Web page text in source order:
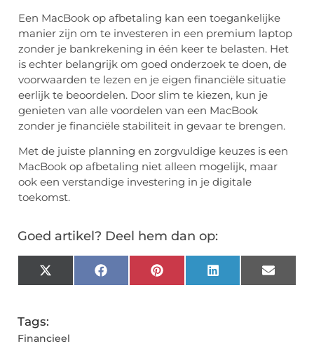
Een MacBook op afbetaling kan een toegankelijke
manier zijn om te investeren in een premium laptop
zonder je bankrekening in één keer te belasten. Het
is echter belangrijk om goed onderzoek te doen, de
voorwaarden te lezen en je eigen financiële situatie
eerlijk te beoordelen. Door slim te kiezen, kun je
genieten van alle voordelen van een MacBook
zonder je financiële stabiliteit in gevaar te brengen.
Met de juiste planning en zorgvuldige keuzes is een
MacBook op afbetaling niet alleen mogelijk, maar
ook een verstandige investering in je digitale
toekomst.
Goed artikel? Deel hem dan op:
X
(Twitter)
FacebookPinterestLinkedInEmail
Tags:
Financieel